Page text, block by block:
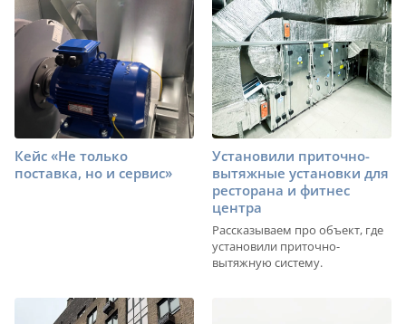
Кейс «Не только
поставка, но и сервис»
Установили приточно-
вытяжные установки для
ресторана и фитнес
центра
Рассказываем про объект, где
установили приточно-
вытяжную систему.